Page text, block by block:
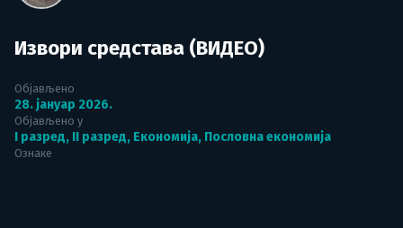
Извори средстава (ВИДЕО)
Објављено
28. јануар 2026.
Објављено у
I разред, II разред, Економија, Пословна економија
Ознаке